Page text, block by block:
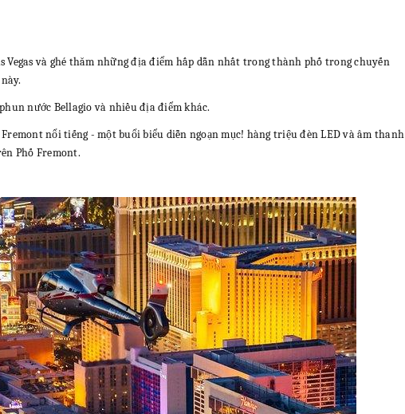
Vegas và ghé thăm những địa điểm hấp dẫn nhất trong thành phố trong chuyến
nước Bellagio và nhiều địa điểm khác.
Fremont nổi tiếng - một buổi biểu diễn ngoạn mục! hàng triệu đèn LED và âm thanh
Phố Fremont.